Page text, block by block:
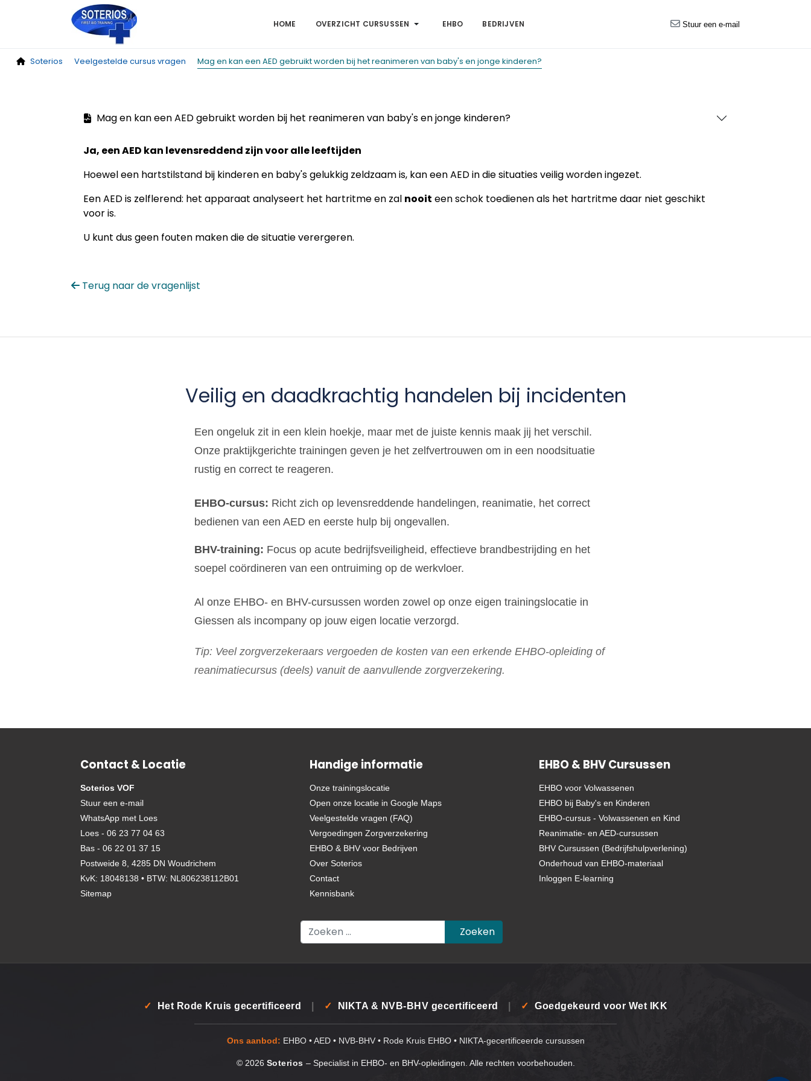
HOME OVERZICHT CURSUSSEN EHBO BEDRIJVEN Stuur een e-mail
Soterios Veelgestelde cursus vragen Mag en kan een AED gebruikt worden bij het reanimeren van baby's en jonge kinderen?
Mag en kan een AED gebruikt worden bij het reanimeren van baby's en jonge kinderen?
Ja, een AED kan levensreddend zijn voor alle leeftijden
Hoewel een hartstilstand bij kinderen en baby's gelukkig zeldzaam is, kan een AED in die situaties veilig worden ingezet.
Een AED is zelflerend: het apparaat analyseert het hartritme en zal nooit een schok toedienen als het hartritme daar niet geschikt
voor is.
U kunt dus geen fouten maken die de situatie verergeren.
Terug naar de vragenlijst
Veilig en daadkrachtig handelen bij incidenten
Een ongeluk zit in een klein hoekje, maar met de juiste kennis maak jij het verschil.
Onze praktijkgerichte trainingen geven je het zelfvertrouwen om in een noodsituatie
rustig en correct te reageren.
EHBO-cursus: Richt zich op levensreddende handelingen, reanimatie, het correct
bedienen van een AED en eerste hulp bij ongevallen.
BHV-training: Focus op acute bedrijfsveiligheid, effectieve brandbestrijding en het
soepel coördineren van een ontruiming op de werkvloer.
Al onze EHBO- en BHV-cursussen worden zowel op onze eigen trainingslocatie in
Giessen als incompany op jouw eigen locatie verzorgd.
Tip: Veel zorgverzekeraars vergoeden de kosten van een erkende EHBO-opleiding of
reanimatiecursus (deels) vanuit de aanvullende zorgverzekering.
Contact & Locatie
Soterios VOF
Stuur een e-mail
WhatsApp met Loes
Loes - 06 23 77 04 63
Bas - 06 22 01 37 15
Postweide 8, 4285 DN Woudrichem
KvK: 18048138 • BTW: NL806238112B01
Sitemap
Handige informatie
Onze trainingslocatie
Open onze locatie in Google Maps
Veelgestelde vragen (FAQ)
Vergoedingen Zorgverzekering
EHBO & BHV voor Bedrijven
Over Soterios
Contact
Kennisbank
Zoeken Zoeken
EHBO & BHV Cursussen
EHBO voor Volwassenen
EHBO bij Baby's en Kinderen
EHBO-cursus - Volwassenen en Kind
Reanimatie- en AED-cursussen
BHV Cursussen (Bedrijfshulpverlening)
Onderhoud van EHBO-materiaal
Inloggen E-learning
✓ Het Rode Kruis gecertificeerd ✓ NIKTA & NVB-BHV gecertificeerd ✓ Goedgekeurd voor Wet IKK
Ons aanbod: EHBO • AED • NVB-BHV • Rode Kruis EHBO • NIKTA-gecertificeerde cursussen
© 2026 Soterios – Specialist in EHBO- en BHV-opleidingen. Alle rechten voorbehouden.